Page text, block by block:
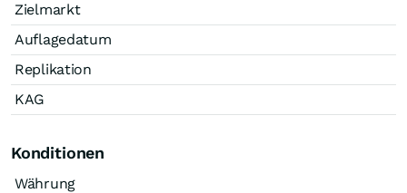
Zielmarkt
Auflagedatum
Replikation
KAG
Konditionen
Währung